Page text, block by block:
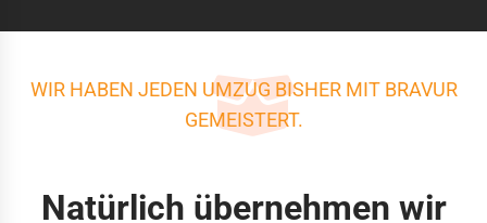
WIR HABEN JEDEN UMZUG BISHER MIT BRAVUR
GEMEISTERT.
Natürlich übernehmen wir